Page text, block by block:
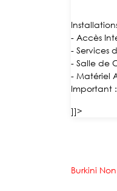
- Accès
- Services
- Salle de
- Matériel
Important
]]>
Burkini